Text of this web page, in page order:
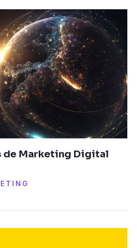
de Marketing Digital